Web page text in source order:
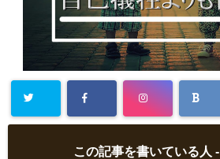
この記事を書いている人 -